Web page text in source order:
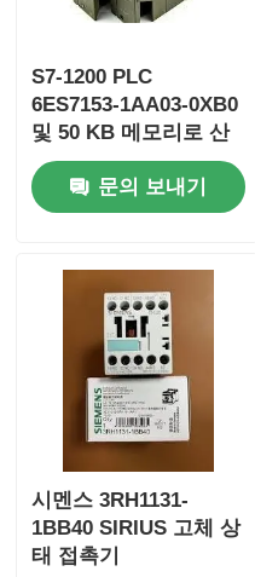
시멘스 PLC 부품
요코가와 스타덤 PLC
히마 세이프티 PLC
ICS 3중 PLC
우드워드 plc
Ge Fanuc 모듈
S7-1200 PLC
6ES7153-1AA03-0XB0
및 50 KB 메모리로 산
업 자동화가 간편화되
었습니다.문의 보내기
시멘스 3RH1131-
1BB40 SIRIUS 고체 상
태 접촉기